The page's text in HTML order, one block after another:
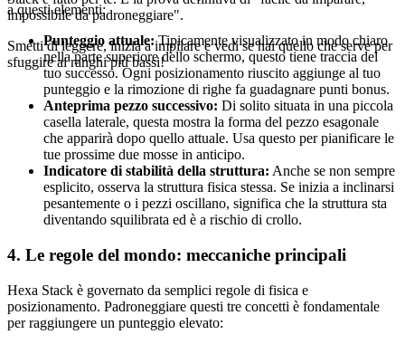
impossibile da padroneggiare".
Smetti di leggere, inizia a impilare e vedi se hai quello che serve per
sfuggire ai ranghi più bassi!
a questi elementi:
Punteggio attuale:Tipicamente visualizzato in modo chiaro
nella parte superiore dello schermo, questo tiene traccia del
tuo successo. Ogni posizionamento riuscito aggiunge al tuo
punteggio e la rimozione di righe fa guadagnare punti bonus.
Anteprima pezzo successivo: Di solito situata in una piccola
casella laterale, questa mostra la forma del pezzo esagonale
che apparirà dopo quello attuale. Usa questo per pianificare le
tue prossime due mosse in anticipo.
Indicatore di stabilità della struttura: Anche se non sempre
esplicito, osserva la struttura fisica stessa. Se inizia a inclinarsi
pesantemente o i pezzi oscillano, significa che la struttura sta
diventando squilibrata ed è a rischio di crollo.
4. Le regole del mondo: meccaniche principali
Hexa Stack è governato da semplici regole di fisica e
posizionamento. Padroneggiare questi tre concetti è fondamentale
per raggiungere un punteggio elevato: